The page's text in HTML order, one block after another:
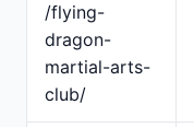
/flying-
dragon-
martial-arts-
club/